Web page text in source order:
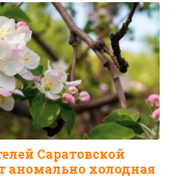
Саратовской
аномально холодная